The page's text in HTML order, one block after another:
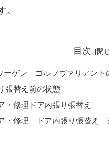
。
目次
ーゲン ゴルフヴァリアント
張替え前の状態
・修理ドア内張り張替え
・修理 ドア内張り張替え